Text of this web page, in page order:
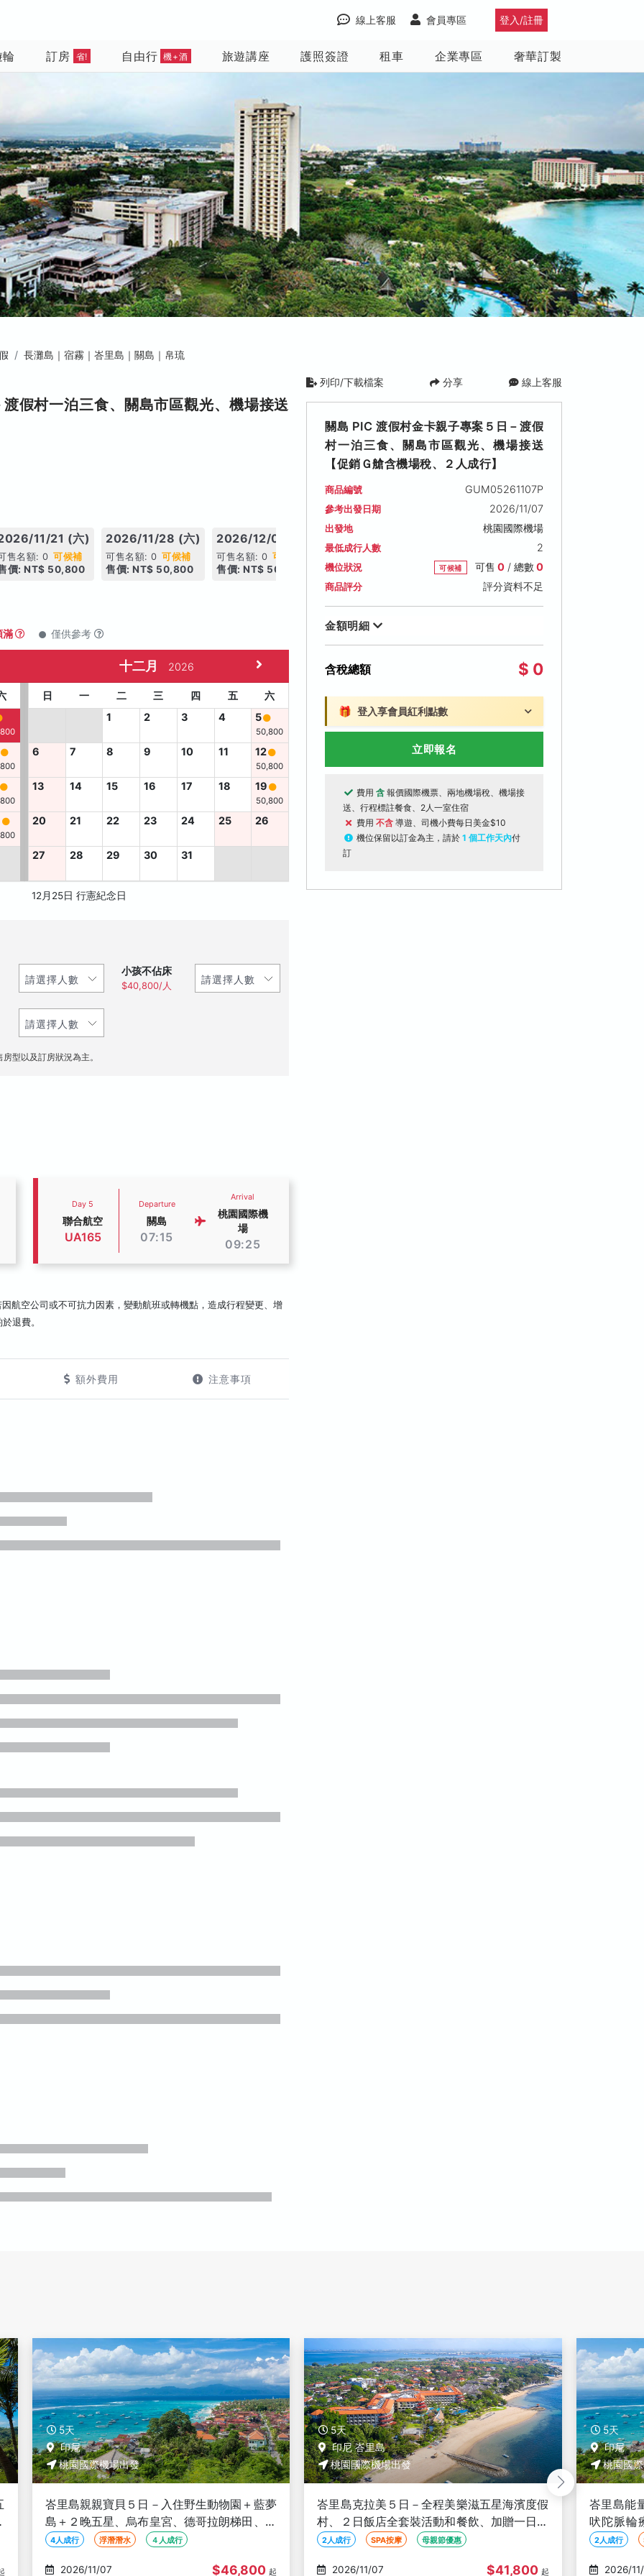
登入/註冊
會員專區
線上客服
訂房 省! 自由行 機+酒 旅遊講座 護照簽證 租車 企業專區 奢華訂製
長灘島｜宿霧｜峇里島｜關島｜帛琉
假村一泊三食、關島市區觀光、機場接送
11/21 (六)
售名額: 0 可候補
價: NT$ 50,800
2026/11/28 (六)
可售名額: 0 可候補
售價: NT$ 50,800
2026/12/05 (六)
可售名額: 0 可候補
售價: NT$ 50,800 售價: NT$ 50,800 售價: NT$ 50,800
滿 僅供參考
十二月 2026
日 一 二 三 四 五
六
1
2 3 4 5
50,800
6 7 8 9 10 11 12
50,800
13 14 15 16 17 18 19
50,800
20 21 22 23 24 25 26
27 28 29 30 31
12月25日 行憲紀念日
小孩不佔床
$40,800/人
型以及訂房狀況為主。
Day 5
聯合航空
UA165
Departure
關島
07:15
Arrival
桃園國際機
場
09:25
航空公司或不可抗力因素，變動航班或轉機點，造成行程變更、增
退費。
額外費用 注意事項
列印/下載檔案 分享 線上客服
關島 PIC 渡假村金卡親子專案５日－渡假
村一泊三食、關島市區觀光、機場接送
【促銷Ｇ艙含機場稅、２人成行】
商品編號 GUM05261107P
參考出發日期 2026/11/07
出發地 桃園國際機場
最低成行人數 2
機位狀況 可候補 可售 0/ 總數0
商品評分 評分資料不足
金額明細
含稅總額 $ 0
🎁 登入享會員紅利點數
立即報名
費用 含 報價國際機票、兩地機場稅、機場接
送、行程標註餐食、2人一室住宿
費用 不含 導遊、司機小費每日美金$10
機位保留以訂金為主，請於 1 個工作天內付
訂
5天
印尼 峇里島
桃園國際機場出發
峇里島克拉美５日－全程美樂滋五星海濱度假
村、２日飯店全套裝活動和餐飲、加贈一日酒
莊、Lulu Spa 2小時【２人成行】
2人成行 SPA按摩 母親節優惠
2026/11/07 $41,800 起
5天
印尼
桃園國際機場出發
峇里島能量淨化５日－音療+熱石按摩、阿育
吠陀脈輪療法、瑜珈+Lulur Spa 每日一課容
光煥發、蔬食優選【2人成行】
2人成行 SPA按摩 自然生態
2026/11/07 $44,800 起
5天
美國
桃園國
關島全攻
蹤、魚眼
險谷【促
2人成行
2026/